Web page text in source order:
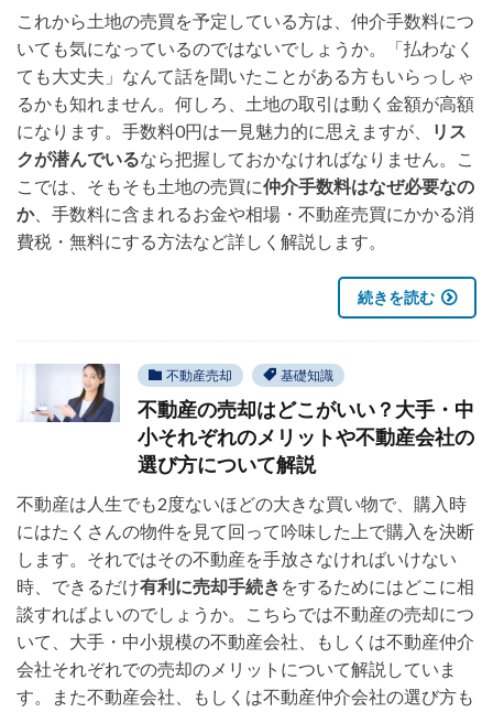
これから土地の売買を予定している方は、仲介手数料につ
いても気になっているのではないでしょうか。「払わなく
ても大丈夫」なんて話を聞いたことがある方もいらっしゃ
るかも知れません。何しろ、土地の取引は動く金額が高額
になります。手数料0円は一見魅力的に思えますが、
リス
クが潜んでいるなら把握しておかなければなりません。こ
こでは、そもそも土地の売買に仲介手数料はなぜ必要なの
か、手数料に含まれるお金や相場・不動産売買にかかる消
費税・無料にする方法など詳しく解説します。
続きを読む
不動産売却 基礎知識
不動産の売却はどこがいい？大手・中
小それぞれのメリットや不動産会社の
選び方について解説
不動産は人生でも2度ないほどの大きな買い物で、購入時
にはたくさんの物件を見て回って吟味した上で購入を決断
します。それではその不動産を手放さなければいけない
時、できるだけ有利に売却手続き をするためにはどこに相
談すればよいのでしょうか。こちらでは不動産の売却につ
いて、大手・中小規模の不動産会社、もしくは不動産仲介
会社それぞれでの売却のメリットについて解説していま
す。また不動産会社、もしくは不動産仲介会社の選び方も